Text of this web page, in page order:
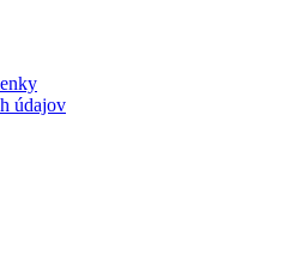
údajov